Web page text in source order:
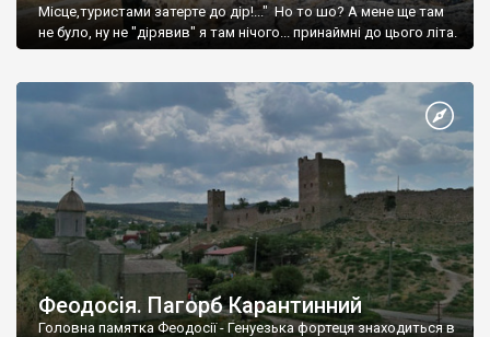
Місце,туристами затерте до дір!..." Но то шо? А мене ще там
не було, ну не "дірявив" я там нічого... принаймні до цього літа.
Феодосія. Пагорб Карантинний
Головна памятка Феодосії - Генуезька фортеця знаходиться в